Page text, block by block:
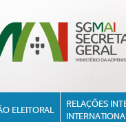
ELEITORAL
RELAÇÕES